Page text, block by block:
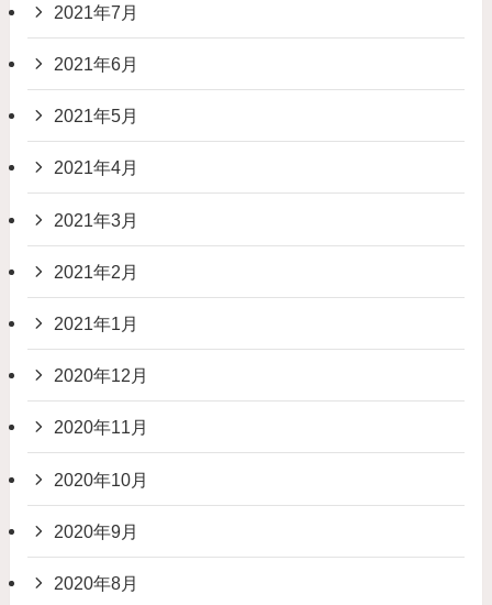
2021年7月
2021年6月
2021年5月
2021年4月
2021年3月
2021年2月
2021年1月
2020年12月
2020年11月
2020年10月
2020年9月
2020年8月